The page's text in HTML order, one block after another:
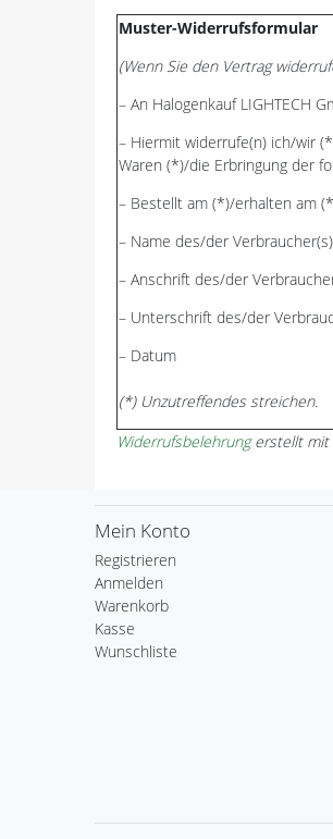
Muster-Widerrufsformular
(Wenn Sie den Vertrag
– An Halogenkauf LIGHTECH
– Hiermit widerrufe(n) ich/wir
Waren (*)/die Erbringung der
– Bestellt am (*)/erhalten am
– Name des/der Verbraucher(s)
– Anschrift des/der
– Unterschrift des/der
– Datum
(*) Unzutreffendes streichen.
Widerrufsbelehrungerstellt mit
Mein Konto
Registrieren
Anmelden
Warenkorb
Kasse
Wunschliste